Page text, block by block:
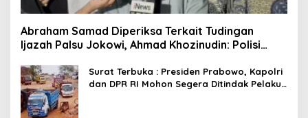
Abraham Samad Diperiksa Terkait Tudingan
Ijazah Palsu Jokowi, Ahmad Khozinudin: Polisi
Surat Terbuka : Presiden Prabowo, Kapolri
dan DPR RI Mohon Segera Ditindak Pelaku